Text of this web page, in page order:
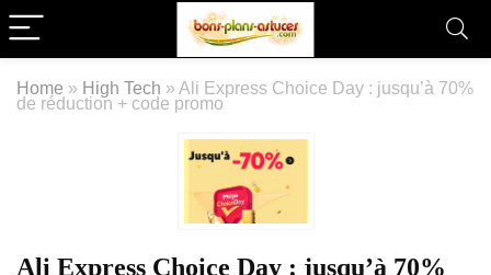
Home » High Tech » Ali Express Choice Day : jusqu’à 70%
de réduction + code promo
Ali Express Choice Day : jusqu’à 70%